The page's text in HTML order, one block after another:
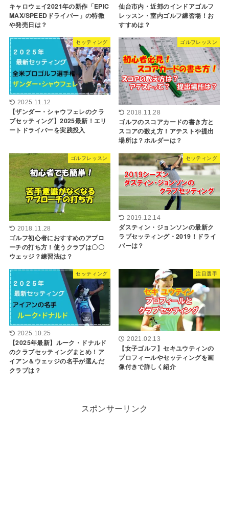
キャロウェイ2021年の新作「EPIC
MAX/SPEEDドライバー」の特徴
や発売日は？
仙台市内・近郊のインドアゴルフ
レッスン・室内ゴルフ練習場！お
すすめは？
セッティング
2025.11.12
【ザンダー・シャウフェレのクラ
ブセッティング】2025最新！エリ
ートドライバーを実践投入
ゴルフレッスン
2018.11.28
ゴルフのスコアカードの書き方と
スコアの数え方！アテストや提出
場所は？ホルダーは？
ゴルフレッスン
2018.11.28
ゴルフ初心者におすすめのアプロ
ーチの打ち方！使うクラブは〇〇
ウェッジ？練習法は？
セッティング
2019.12.14
ダスティン・ジョンソンの最新ク
ラブセッティング・2019！ドライ
バーは？
セッティング
2025.10.25
【2025年最新】ルーク・ドナルド
のクラブセッティングまとめ！ア
イアン＆ウェッジの名手が選んだ
クラブは？
注目選手
2021.02.13
【女子ゴルフ】セキユウティンの
プロフィールやセッティングを画
像付きで詳しく紹介
スポンサーリンク